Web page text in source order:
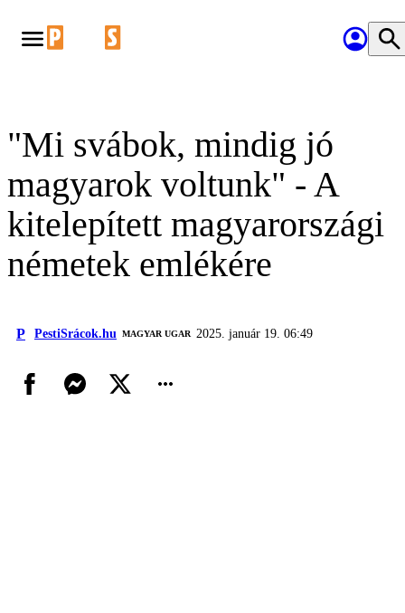
"Mi svábok, mindig jó
magyarok voltunk" - A
kitelepített magyarországi
németek emlékére
P PestiSrácok.hu MAGYAR UGAR 2025. január 19. 06:49